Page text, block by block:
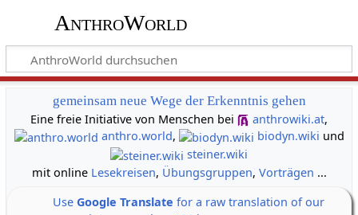
AnthroWorld
gemeinsam neue Wege der Erkenntnis gehen
Eine freie Initiative von Menschen bei
anthrowiki.at,
anthro.world, biodyn.wiki und
steiner.wiki
mit online Lesekreisen, Übungsgruppen, Vorträgen ...
Use Google Translate for a raw translation of our